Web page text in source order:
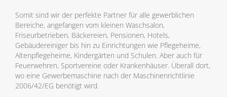
Somit sind wir der perfekte Partner für alle gewerblichen
Bereiche, angefangen vom kleinen Waschsalon,
Friseurbetrieben, Bäckereien, Pensionen, Hotels,
Gebäudereiniger bis hin zu Einrichtungen wie Pflegeheime,
Altenpflegeheime, Kindergärten und Schulen. Aber auch für
Feuerwehren, Sportvereine oder Krankenhäuser. Überall dort,
wo eine Gewerbemaschine nach der Maschinenrichtlinie
2006/42/EG benötigt wird.